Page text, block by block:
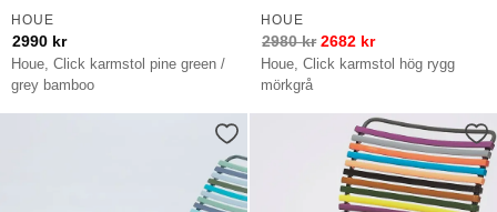
Houe, Click karmstol pine green /
grey bamboo
HOUE
2990 kr
Houe, Click karmstol hög rygg
mörkgrå
HOUE
2980kr 2682 kr